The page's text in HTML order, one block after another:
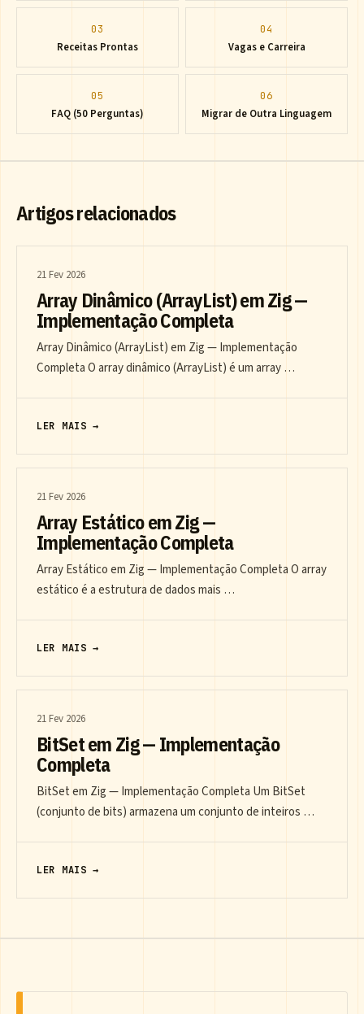
03
Receitas Prontas
04
Vagas e Carreira
05
FAQ (50 Perguntas)
06
Migrar de Outra Linguagem
Artigos relacionados
21 Fev 2026
Array Dinâmico (ArrayList) em Zig —
Implementação Completa
Array Dinâmico (ArrayList) em Zig — Implementação
Completa O array dinâmico (ArrayList) é um array …
LER MAIS →
21 Fev 2026
Array Estático em Zig —
Implementação Completa
Array Estático em Zig — Implementação Completa O array
estático é a estrutura de dados mais …
LER MAIS →
21 Fev 2026
BitSet em Zig — Implementação
Completa
BitSet em Zig — Implementação Completa Um BitSet
(conjunto de bits) armazena um conjunto de inteiros …
LER MAIS →